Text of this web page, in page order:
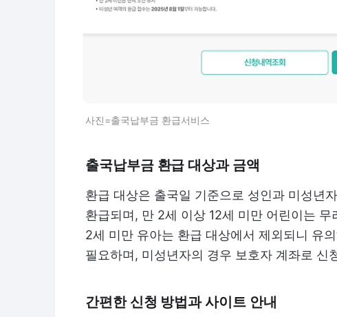
사진=출국납부금 환급서비스
출국납부금 환급 대상과 금액
환급 대상은 출국일 기준으로 성인과 미성년
환급되며, 만 2세 이상 12세 미만 어린이는
2세 미만 유아는 환급 대상에서 제외되니 유
필요하며, 미성년자의 경우 보호자 계좌로 신
간편한 신청 방법과 사이트 안내